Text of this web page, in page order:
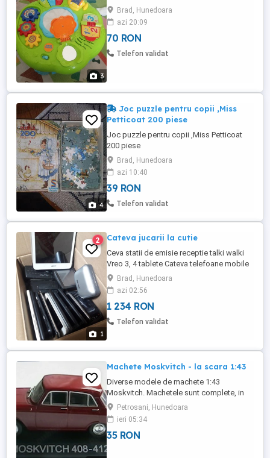
3
Brad, Hunedoara
azi 20:09
70 RON
Telefon validat
4
Joc puzzle pentru copii ,Miss
Petticoat 200 piese
Joc puzzle pentru copii ,Miss Petticoat
200 piese
Brad, Hunedoara
azi 10:40
39 RON
Telefon validat
1
2 Cateva jucarii la cutie
Ceva statii de emisie receptie talki walki
Vreo 3, 4 tablete Cateva telefoane mobile
Cateva GPS-uri Toate functionale dar fara
alimentatoare ca nu le mai folosim Daca
intereseaza pe cineva astept oferte, de
preferat pentru toate la pachet
Brad, Hunedoara
azi 02:56
1 234 RON
Telefon validat
Machete Moskvitch - la scara 1:43
Diverse modele de machete 1:43
Moskvitch. Machetele sunt complete, in
stare buna. La M 407 lipseste un stergator.
Pret 35 lei bucata, nu contine costul
transportului.
Petrosani, Hunedoara
ieri 05:34
35 RON